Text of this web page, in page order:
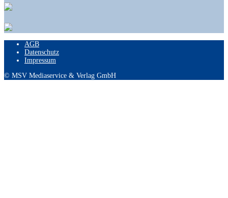
AGB
Datenschutz
Impressum
© MSV Mediaservice & Verlag GmbH